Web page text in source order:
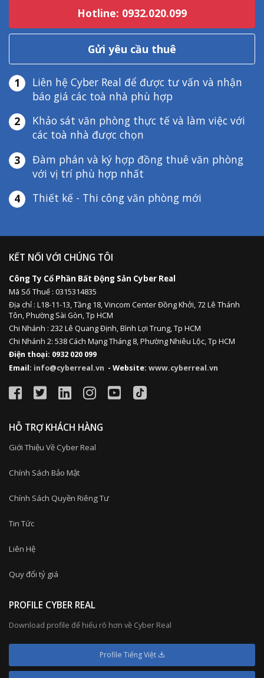
Hotline: 0932.020.099
Gửi yêu cầu thuê
1
Liên hệ Cyber Real để được tư vấn và nhận
báo giá các toà nhà phù hợp
2
Khảo sát văn phòng thực tế và làm việc với
các toà nhà được chọn
3
Đàm phán và ký hợp đồng thuê văn phòng
với vị trí phù hợp nhất
4
Thiết kế - Thi công văn phòng mới
KẾT NỐI VỚI CHÚNG TÔI
Công Ty Cổ Phần Bất Động Sản Cyber Real
Mã Số Thuế : 0315314835
Địa chỉ : L18-11-13,Tầng 18, Vincom Center Đồng Khởi, 72 Lê Thánh
Tôn, Phường Sài Gòn, Tp HCM
Chi Nhánh : 232 Lê Quang Định,Bình Lợi Trung,Tp HCM
Chi Nhánh 2: 538 Cách Mạng Tháng 8, Phường Nhiêu Lộc, Tp HCM
Điện thoại: 0932 020 099
Email: info@cyberreal.vn - Website: www.cyberreal.vn
HỖ TRỢ KHÁCH HÀNG
Giới Thiệu Về Cyber Real
Chính Sách Bảo Mật
Chính Sách Quyền Riêng Tư
Tin Tức
Liên Hệ
Quy đổi tỷ giá
PROFILE CYBER REAL
Download profile để hiểu rõ hơn về Cyber Real
Profile Tiếng Việt